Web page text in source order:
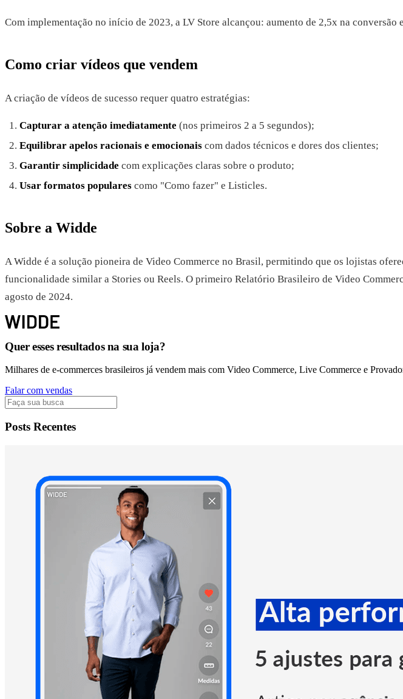
Com implementação no início de 2023, a LV Store alcançou: aumento de 2,5x na
Como criar vídeos que vendem
A criação de vídeos de sucesso requer quatro estratégias:
Capturar a atenção imediatamente (nos primeiros 2 a 5 segundos);
Equilibrar apelos racionais e emocionais com dados técnicos e dores dos clientes;
Garantir simplicidade com explicações claras sobre o produto;
Usar formatos populares como "Como fazer" e Listicles.
Sobre a Widde
A Widde é a solução pioneira de Video Commerce no Brasil, permitindo que os lojistas
funcionalidade similar a Stories ou Reels. O primeiro Relatório Brasileiro de Video
agosto de 2024.
Quer esses resultados na sua loja?
Milhares de e-commerces brasileiros já vendem mais com Video Commerce, Live Commerce e
Falar com vendas
Posts Recentes